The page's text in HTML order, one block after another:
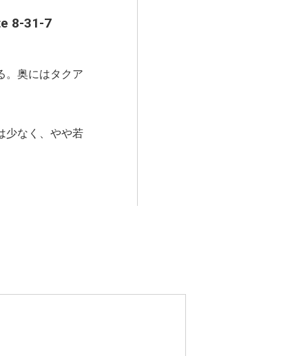
8-31-7
。奥にはタクア
少なく、やや若